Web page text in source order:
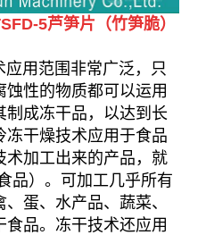
5芦笋片（竹笋脆）
用范围非常广泛，只
性的物质都可以运用
制成冻干品，以达到长
冻干燥技术应用于食品
术加工出来的产品，就
品）。可加工几乎所有
蛋、水产品、蔬菜、
品。冻干技术还应用